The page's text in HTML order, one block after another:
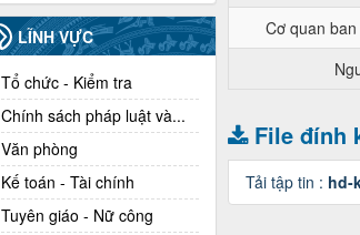
Cơ quan
File đính
Tải tập tin : hd-
LĨNH VỰC
Tổ chức - Kiểm tra
Chính sách pháp luật và...
Văn phòng
Kế toán - Tài chính
Tuyên giáo - Nữ công